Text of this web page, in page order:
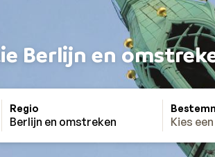
Berlijn en
Regio
Berlijn en omstreken Kies